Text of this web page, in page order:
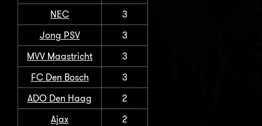
NEC
3
Jong PSV
3
MVV Maastricht
3
FC Den Bosch
3
ADO Den Haag
2
Ajax
2